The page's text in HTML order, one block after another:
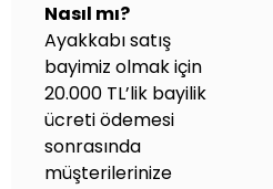
Nasıl mı?
Ayakkabı satış
bayimiz olmak için
20.000 TL’lik bayilik
ücreti ödemesi
sonrasında
müşterilerinize